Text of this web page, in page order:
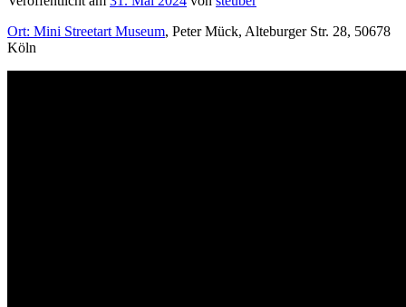
Ort: Mini Streetart Museum, Peter Mück, Alteburger Str. 28, 50678
Köln